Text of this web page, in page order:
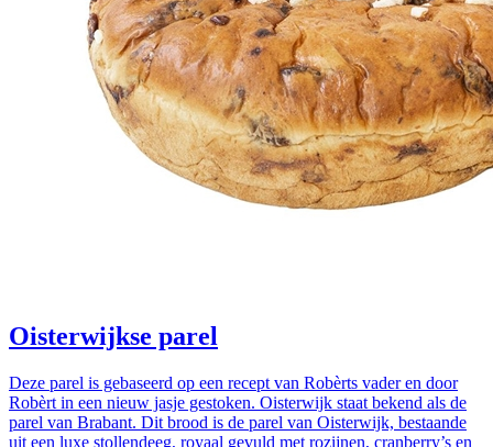
Oisterwijkse parel
Deze parel is gebaseerd op een recept van Robèrts vader en door
Robèrt in een nieuw jasje gestoken. Oisterwijk staat bekend als de
parel van Brabant. Dit brood is de parel van Oisterwijk, bestaande
uit een luxe stollendeeg, royaal gevuld met rozijnen, cranberry’s en